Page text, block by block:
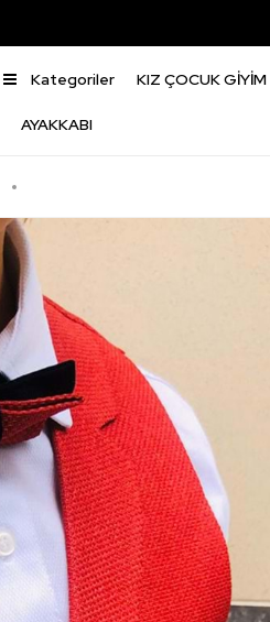
Kategoriler KIZ ÇOCUK GİYİM
AYAKKABI